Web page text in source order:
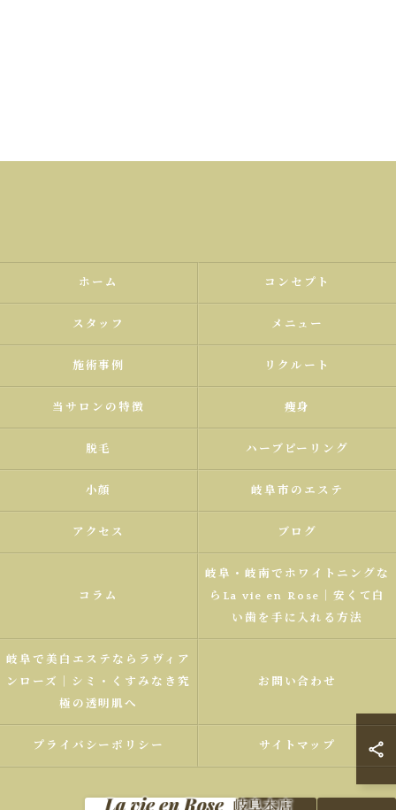
ホーム コンセプト
スタッフ メニュー
施術事例 リクルート
当サロンの特徴 痩身
脱毛 ハーブピーリング
小顔 岐阜市のエステ
アクセス ブログ
コラム
岐阜・岐南でホワイトニングな
らLa vie en Rose｜安くて白
い歯を手に入れる方法
岐阜で美白エステならラヴィア
ンローズ｜シミ・くすみなき究
極の透明肌へ
お問い合わせ
プライバシーポリシー サイトマップ